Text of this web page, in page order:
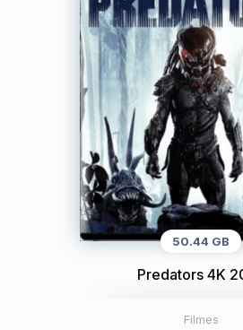
50.44 GB
Predators 4K
Filmes